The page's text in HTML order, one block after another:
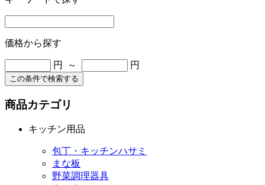
価格から探す
円 ～ 円
この条件で検索する
商品カテゴリ
キッチン用品
包丁・キッチンハサミ
まな板
野菜調理器具